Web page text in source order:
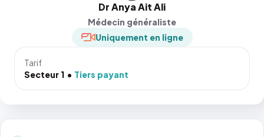
Dr Anya Ait Ali
Médecin généraliste
Uniquement en ligne
Tarif
Secteur 1
Tiers payant